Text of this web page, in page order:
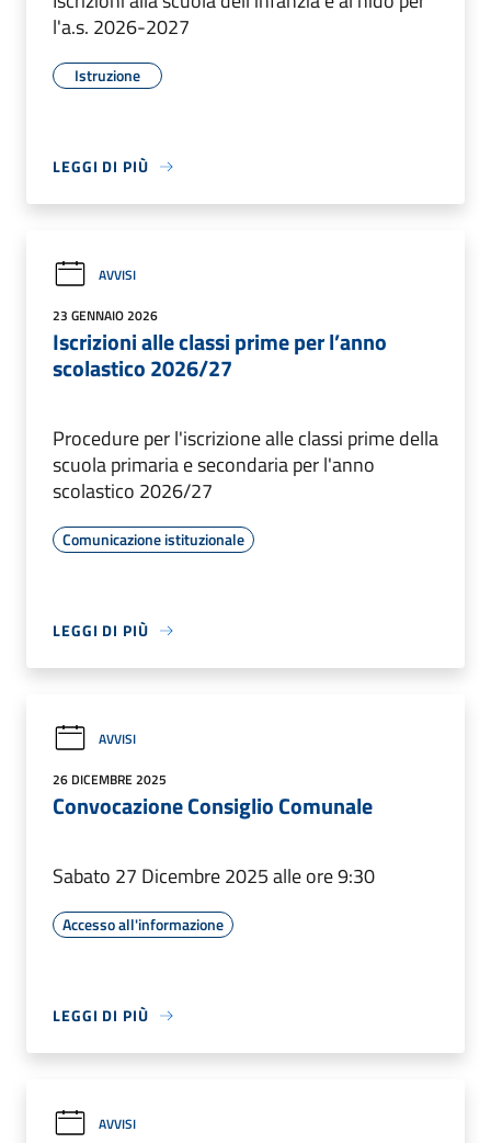
l'a.s. 2026-2027
Istruzione
LEGGI DI PIÙ
AVVISI
23 GENNAIO 2026
Iscrizioni alle classi prime per l’anno
scolastico 2026/27
Procedure per l'iscrizione alle classi prime della
scuola primaria e secondaria per l'anno
scolastico 2026/27
Comunicazione istituzionale
LEGGI DI PIÙ
AVVISI
26 DICEMBRE 2025
Convocazione Consiglio Comunale
Sabato 27 Dicembre 2025 alle ore 9:30
Accesso all'informazione
LEGGI DI PIÙ
AVVISI